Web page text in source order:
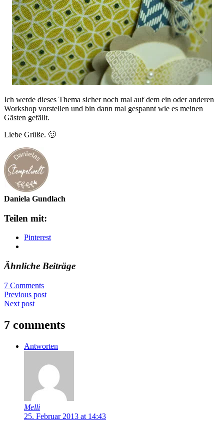
Ich werde dieses Thema sicher noch mal auf dem ein oder anderen
Workshop vorstellen und bin dann mal gespannt wie es meinen
Gästen gefällt.
Liebe Grüße. 🙂
Daniela Gundlach
Teilen mit:
Pinterest
Ähnliche Beiträge
7 Comments
Previous post
Next post
7 comments
Antworten
Melli
25. Februar 2013 at 14:43